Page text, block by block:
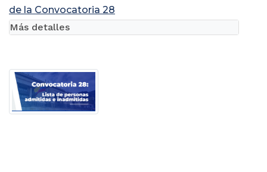
de la Convocatoria 28
Más detalles